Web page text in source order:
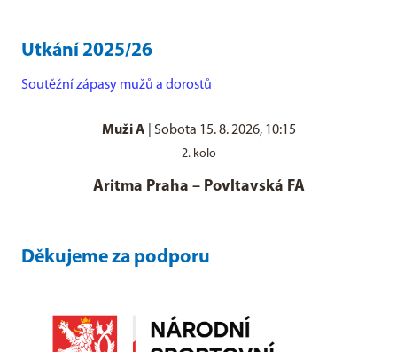
Utkání 2025/26
Soutěžní zápasy mužů a dorostů
Muži A Sobota 15. 8. 2026, 10:15
2. kolo
Aritma Praha – Povltavská FA
Děkujeme za podporu